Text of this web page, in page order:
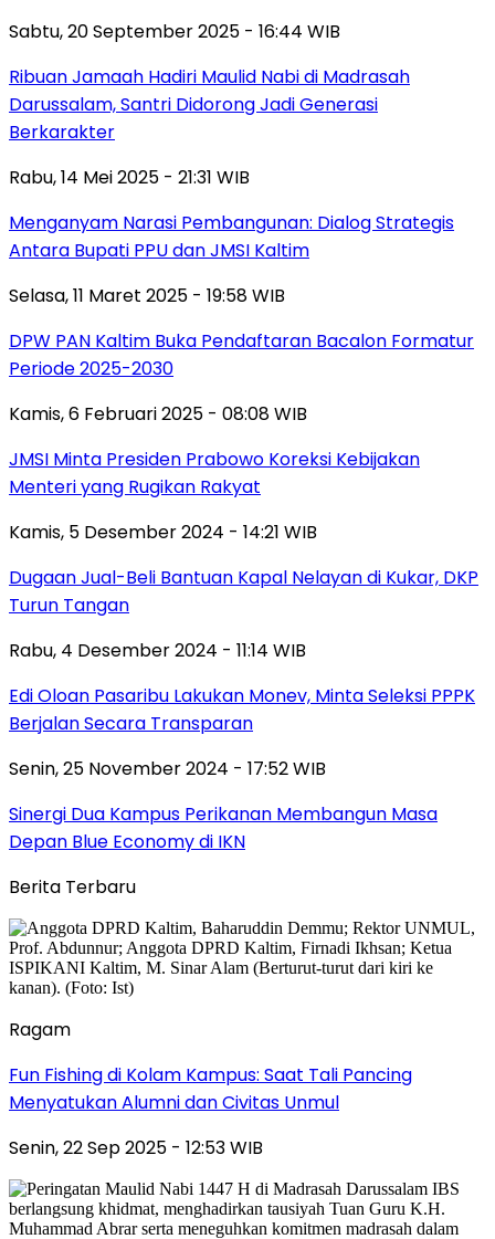
Sabtu, 20 September 2025 - 16:44 WIB
Ribuan Jamaah Hadiri Maulid Nabi di Madrasah
Darussalam, Santri Didorong Jadi Generasi
Berkarakter
Rabu, 14 Mei 2025 - 21:31 WIB
Menganyam Narasi Pembangunan: Dialog Strategis
Antara Bupati PPU dan JMSI Kaltim
Selasa, 11 Maret 2025 - 19:58 WIB
DPW PAN Kaltim Buka Pendaftaran Bacalon Formatur
Periode 2025-2030
Kamis, 6 Februari 2025 - 08:08 WIB
JMSI Minta Presiden Prabowo Koreksi Kebijakan
Menteri yang Rugikan Rakyat
Kamis, 5 Desember 2024 - 14:21 WIB
Dugaan Jual-Beli Bantuan Kapal Nelayan di Kukar, DKP
Turun Tangan
Rabu, 4 Desember 2024 - 11:14 WIB
Edi Oloan Pasaribu Lakukan Monev, Minta Seleksi PPPK
Berjalan Secara Transparan
Senin, 25 November 2024 - 17:52 WIB
Sinergi Dua Kampus Perikanan Membangun Masa
Depan Blue Economy di IKN
Berita Terbaru
Ragam
Fun Fishing di Kolam Kampus: Saat Tali Pancing
Menyatukan Alumni dan Civitas Unmul
Senin, 22 Sep 2025 - 12:53 WIB